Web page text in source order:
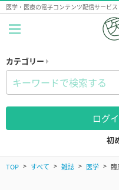
医学・医療の電子コンテンツ配信サービス
カテゴリー
ログ
初
TOP すべて 雑誌 医学 臨